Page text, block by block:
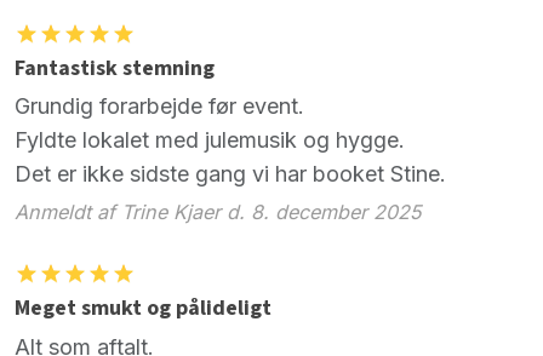
Fantastisk stemning
Grundig forarbejde før event.
Fyldte lokalet med julemusik og hygge.
Det er ikke sidste gang vi har booket Stine.
Anmeldt af Trine Kjaer d. 8. december 2025
Meget smukt og pålideligt
Alt som aftalt.